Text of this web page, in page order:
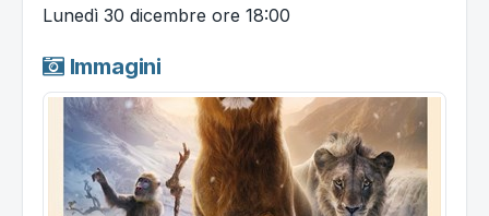
Lunedì 30 dicembre ore 18:00
Immagini